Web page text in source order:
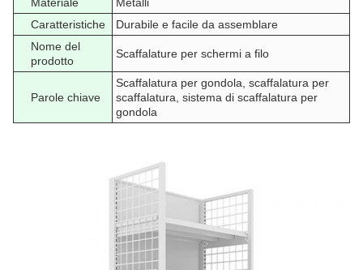
Caratteristiche
Durabile e facile da assemblare
Nome del
prodotto
Scaffalature per schermi a filo
Parole chiave
Scaffalatura per gondola, scaffalatura per
scaffalatura, sistema di scaffalatura per
gondola